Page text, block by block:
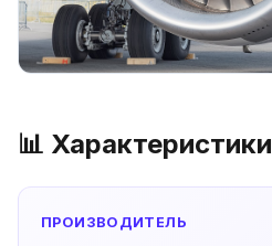
📊 Характеристики
ПРОИЗВОДИТЕЛЬ